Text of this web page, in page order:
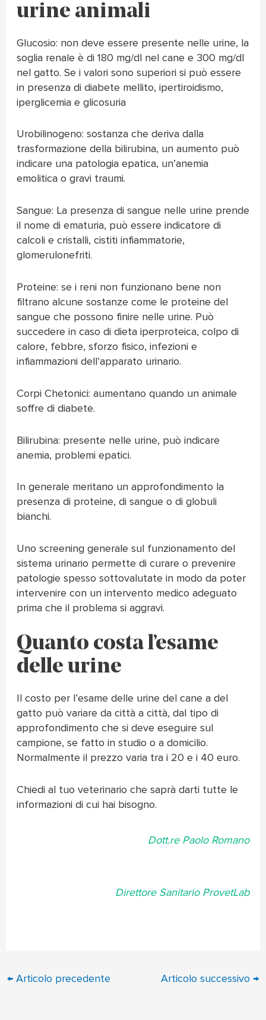
urine animali
Glucosio: non deve essere presente nelle urine, la
soglia renale è di 180 mg/dl nel cane e 300 mg/dl
nel gatto. Se i valori sono superiori si può essere
in presenza di diabete mellito, ipertiroidismo,
iperglicemia e glicosuria
Urobilinogeno: sostanza che deriva dalla
trasformazione della bilirubina, un aumento può
indicare una patologia epatica, un’anemia
emolitica o gravi traumi.
Sangue: La presenza di sangue nelle urine prende
il nome di ematuria, può essere indicatore di
calcoli e cristalli, cistiti infiammatorie,
glomerulonefriti.
Proteine: se i reni non funzionano bene non
filtrano alcune sostanze come le proteine del
sangue che possono finire nelle urine. Può
succedere in caso di dieta iperproteica, colpo di
calore, febbre, sforzo fisico, infezioni e
infiammazioni dell’apparato urinario.
Corpi Chetonici: aumentano quando un animale
soffre di diabete.
Bilirubina: presente nelle urine, può indicare
anemia, problemi epatici.
In generale meritano un approfondimento la
presenza di proteine, di sangue o di globuli
bianchi.
Uno screening generale sul funzionamento del
sistema urinario permette di curare o prevenire
patologie spesso sottovalutate in modo da poter
intervenire con un intervento medico adeguato
prima che il problema si aggravi.
Quanto costa l’esame
delle urine
Il costo per l’esame delle urine del cane a del
gatto può variare da città a città, dal tipo di
approfondimento che si deve eseguire sul
campione, se fatto in studio o a domicilio.
Normalmente il prezzo varia tra i 20 e i 40 euro.
Chiedi al tuo veterinario che saprà darti tutte le
informazioni di cui hai bisogno.
Dott.re Paolo Romano
Direttore Sanitario ProvetLab
←Articolo precedente Articolo successivo→